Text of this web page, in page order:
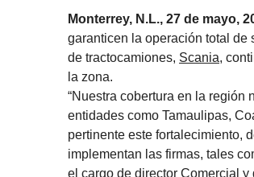
Monterrey, N.L., 27 de mayo,
garanticen la operación total de
de tractocamiones, Scania,
la zona.
“Nuestra cobertura en la
entidades como Tamaulipas,
pertinente este fortalecimiento,
implementan las firmas, tales
el cargo de director Comercial